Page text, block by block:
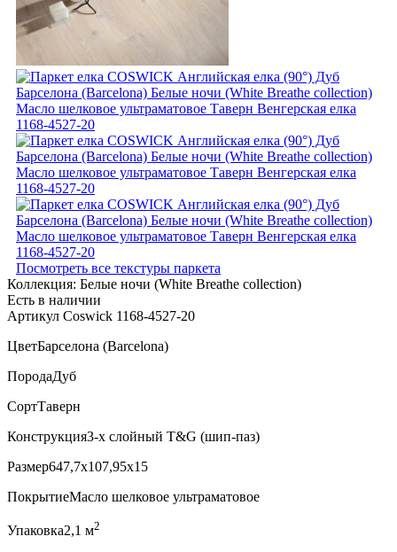
Посмотреть все текстуры паркета
Коллекция: Белые ночи (White Breathe collection)
Есть в наличии
Артикул Coswick 1168-4527-20
ЦветБарселона (Barcelona)
ПородаДуб
СортТаверн
Конструкция3-х слойный T&G (шип-паз)
Размер647,7x107,95x15
ПокрытиеМасло шелковое ультраматовое
Упаковка2,1 м2